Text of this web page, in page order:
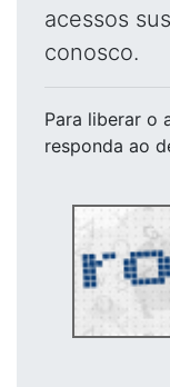
acessos
conosco.
Para liberar o
responda ao